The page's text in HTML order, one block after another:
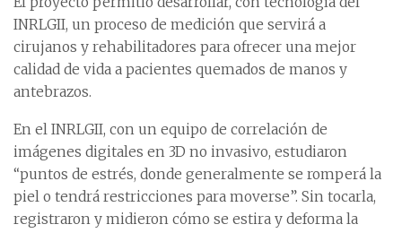
INRLGII, un proceso de medición que servirá a
cirujanos y rehabilitadores para ofrecer una mejor
calidad de vida a pacientes quemados de manos y
antebrazos.
En el INRLGII, con un equipo de correlación de
imágenes digitales en 3D no invasivo, estudiaron
“puntos de estrés, donde generalmente se romperá la
piel o tendrá restricciones para moverse”. Sin tocarla,
registraron y midieron cómo se estira y deforma la